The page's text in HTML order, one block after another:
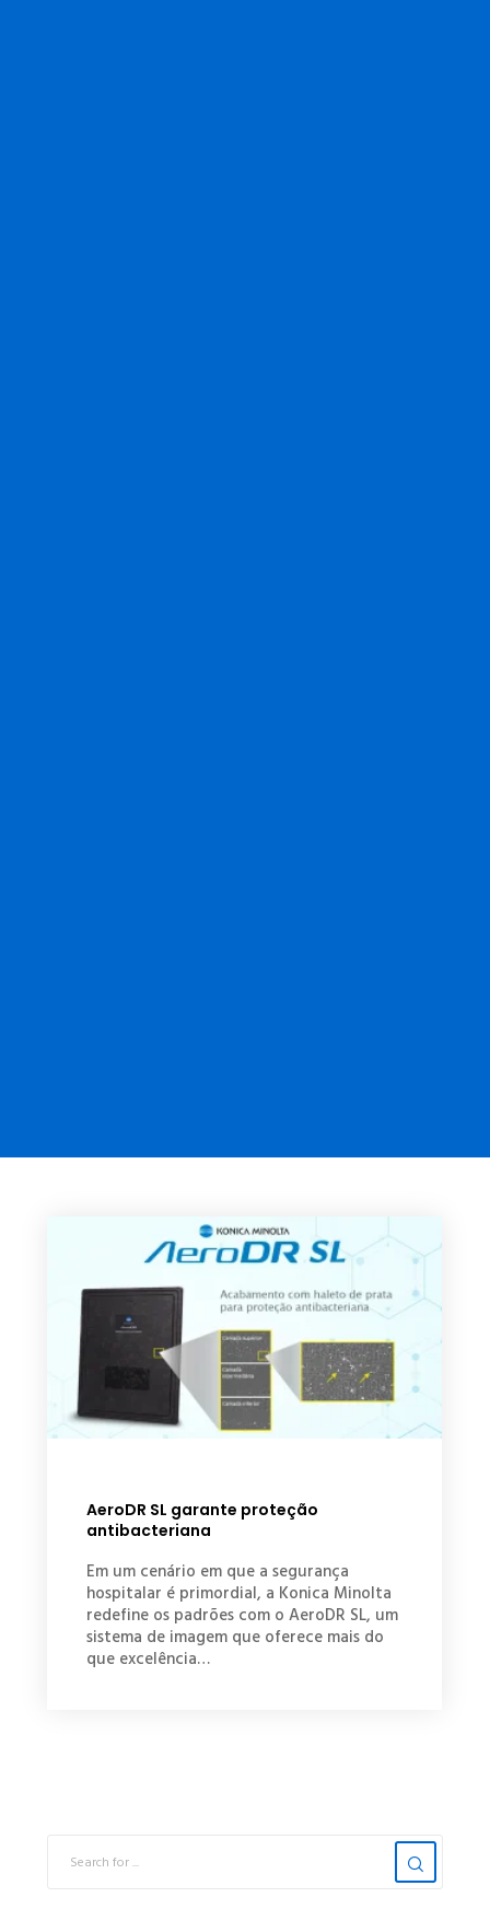
AeroDR SL garante proteção
antibacteriana
Em um cenário em que a segurança
hospitalar é primordial, a Konica Minolta
redefine os padrões com o AeroDR SL, um
sistema de imagem que oferece mais do
que excelência…